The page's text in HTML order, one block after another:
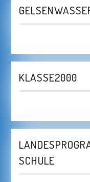
KLASSE2000
SCHULE